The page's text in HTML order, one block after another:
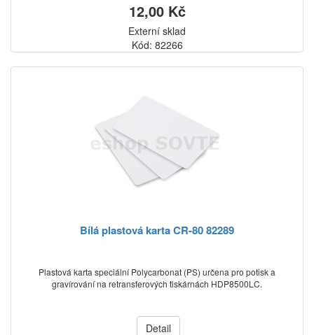
12,00 Kč
Externí sklad
Kód: 82266
Bílá plastová karta CR-80 82289
Plastová karta speciální Polycarbonat (PS) určena pro potisk a
gravírování na retransferových tiskárnách HDP8500LC.
Detail